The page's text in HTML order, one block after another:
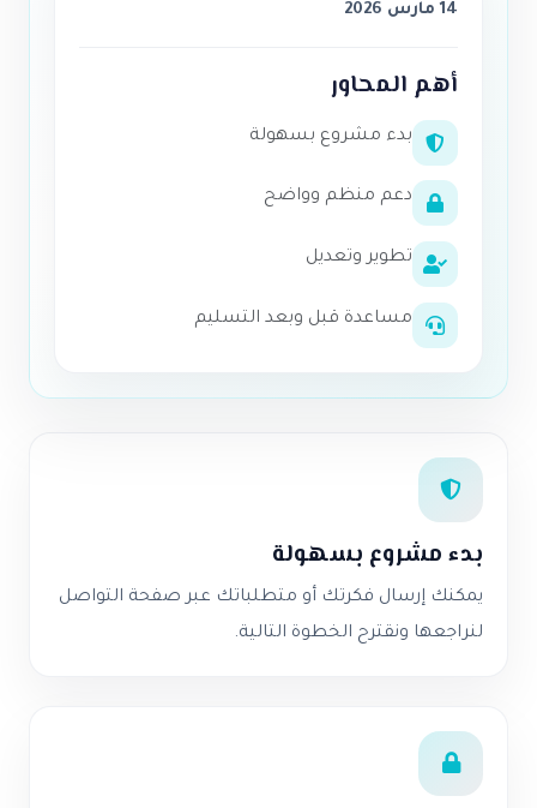
14 مارس 2026
أهم المحاور
بدء مشروع بسهولة
دعم منظم وواضح
تطوير وتعديل
مساعدة قبل وبعد التسليم
بدء مشروع بسهولة
يمكنك إرسال فكرتك أو متطلباتك عبر صفحة التواصل
لنراجعها ونقترح الخطوة التالية.